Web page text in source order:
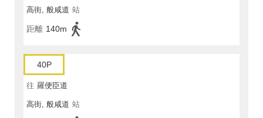
高街, 般咸道 站
距離 140m
40P
往 羅便臣道
高街, 般咸道 站